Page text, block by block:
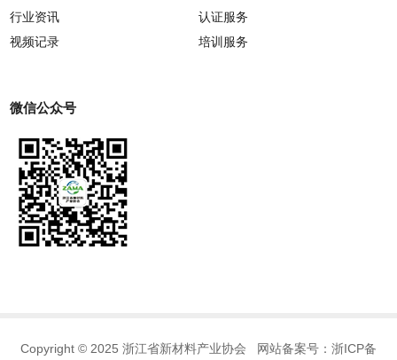
行业资讯
视频记录
认证服务
培训服务
微信公众号
Copyright © 2025 浙江省新材料产业协会 网站备案号： 浙ICP备